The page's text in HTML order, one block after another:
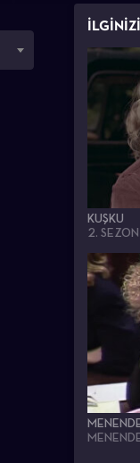
KUŞKU
2.